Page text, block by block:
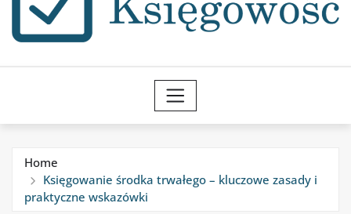
Home
Księgowanie środka trwałego – kluczowe zasady i
praktyczne wskazówki